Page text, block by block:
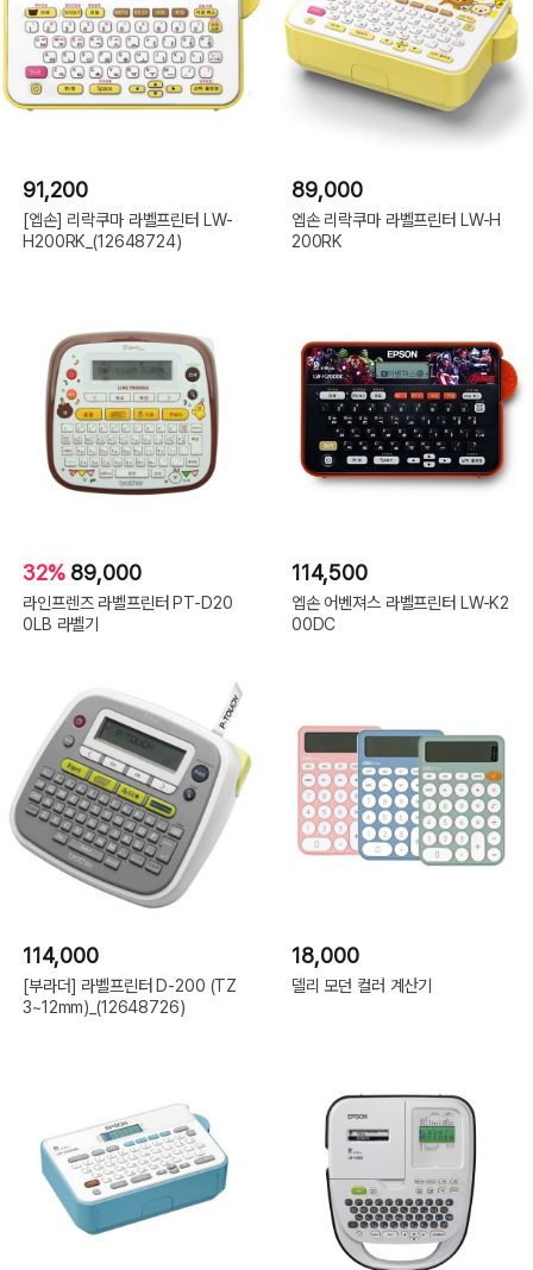
91,200
[엡손] 리락쿠마 라벨프린터 LW-
H200RK_(12648724)
89,000
엡손 리락쿠마 라벨프린터 LW-H
200RK
32% 89,000
라인프렌즈 라벨프린터 PT-D20
0LB 라벨기
114,500
엡손 어벤져스 라벨프린터 LW-K2
00DC
114,000
[부라더] 라벨프린터 D-200 (TZ
3~12mm)_(12648726)
18,000
델리 모던 컬러 계산기